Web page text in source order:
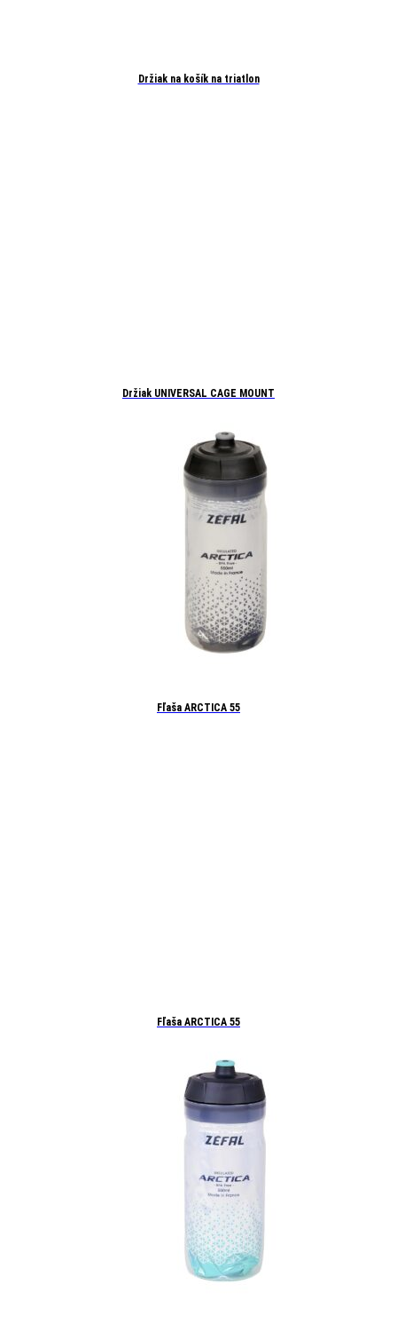
Držiak na košík na triatlon
Držiak UNIVERSAL CAGE MOUNT
Fľaša ARCTICA 55
Fľaša ARCTICA 55